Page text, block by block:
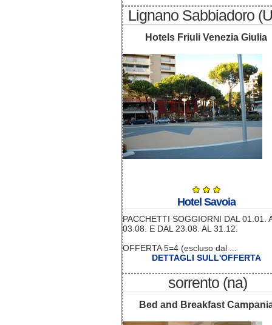
Lignano Sabbiadoro
Hotels Friuli Venezia Giulia
Hotel Savoia
PACCHETTI SOGGIORNI DAL 01.01.
03.08. E DAL 23.08. AL 31.12.
OFFERTA 5=4 (escluso dal ...
DETTAGLI SULL'OFFERTA
sorrento (na)
Bed and Breakfast